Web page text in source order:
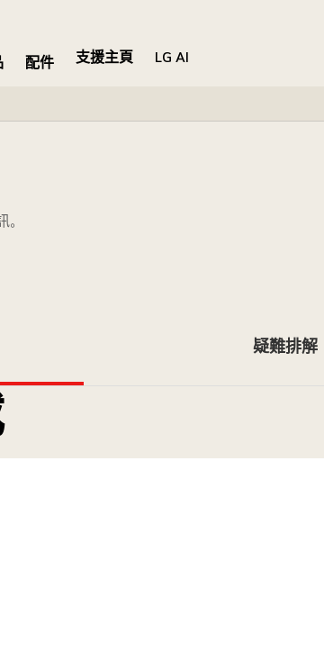
配件 支援主頁
LG AI
疑難排解